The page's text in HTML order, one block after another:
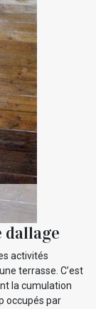
dallage
activités
terrasse. C’est
la cumulation
occupés par